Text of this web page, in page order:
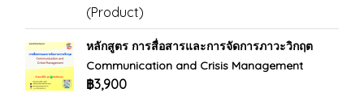
(Product)
หลักสูตร การสื่อสารและการจัดการภาวะวิกฤต
Communication and Crisis Management
฿3,900